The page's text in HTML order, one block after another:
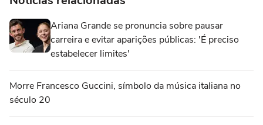
Ariana Grande se pronuncia sobre pausar
carreira e evitar aparições públicas: 'É preciso
estabelecer limites'
Morre Francesco Guccini, símbolo da música italiana no
século 20